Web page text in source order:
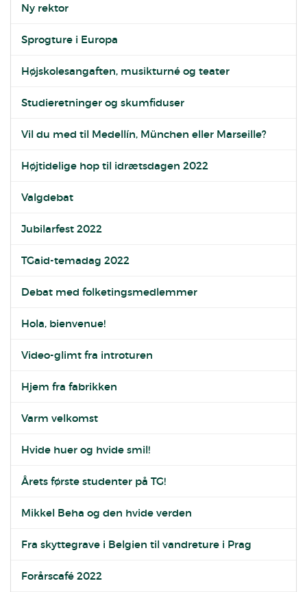
Ny rektor
Sprogture i Europa
Højskolesangaften, musikturné og teater
Studieretninger og skumfiduser
Vil du med til Medellín, München eller Marseille?
Højtidelige hop til idrætsdagen 2022
Valgdebat
Jubilarfest 2022
TGaid-temadag 2022
Debat med folketingsmedlemmer
Hola, bienvenue!
Video-glimt fra introturen
Hjem fra fabrikken
Varm velkomst
Hvide huer og hvide smil!
Årets første studenter på TG!
Mikkel Beha og den hvide verden
Fra skyttegrave i Belgien til vandreture i Prag
Forårscafé 2022